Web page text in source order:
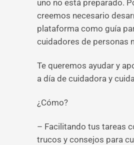
uno no está preparado.
creemos necesario
plataforma como guía
cuidadores de personas
Te queremos ayudar y
a día de cuidadora y
¿Cómo?
– Facilitando tus tareas
trucos y consejos para